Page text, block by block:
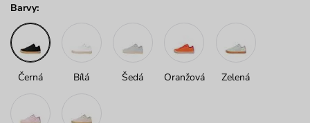
Barvy:
Černá Bílá Šedá Oranžová Zelená